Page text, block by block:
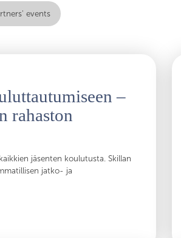
events
–
rahaston
jäsenten koulutusta. Skillan
jatko- ja